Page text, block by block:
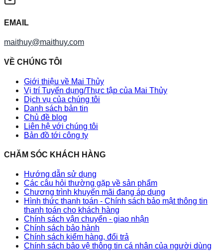
EMAIL
maithuy@maithuy.com
VỀ CHÚNG TÔI
Giới thiệu về Mai Thủy
Vị trí Tuyển dụng/Thực tập của Mai Thủy
Dịch vụ của chúng tôi
Danh sách bản tin
Chủ đề blog
Liên hệ với chúng tôi
Bản đồ tới công ty
CHĂM SÓC KHÁCH HÀNG
Hướng dẫn sử dụng
Các câu hỏi thường gặp về sản phẩm
Chương trình khuyến mãi đang áp dụng
Hình thức thanh toán - Chính sách bảo mật thông tin
thanh toán cho khách hàng
Chính sách vận chuyển - giao nhận
Chính sách bảo hành
Chính sách kiểm hàng, đổi trả
Chính sách bảo vệ thông tin cá nhân của người dùng